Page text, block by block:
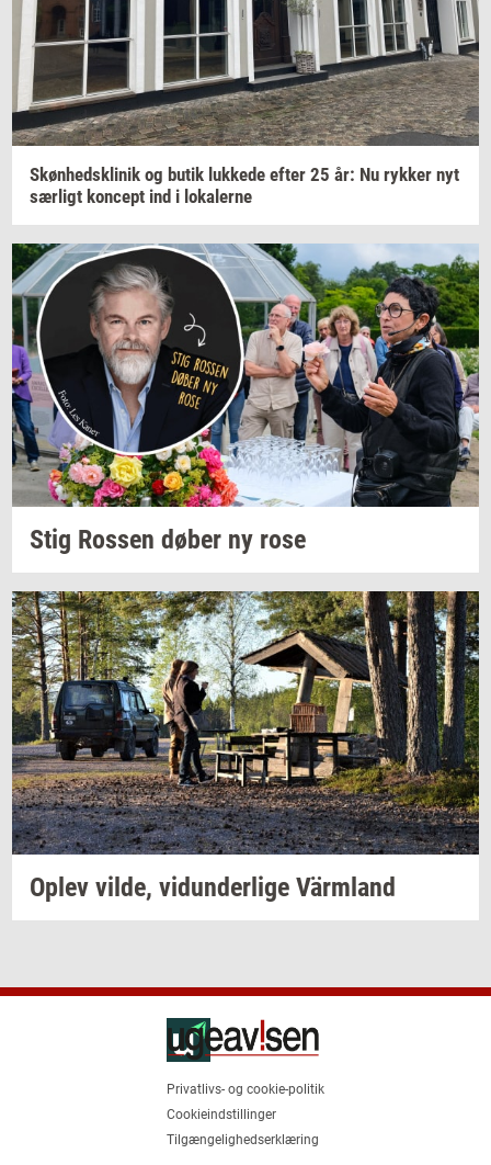
Skøn­heds­kli­nik og butik luk­ke­de efter 25 år: Nu ryk­ker nyt
sær­ligt kon­cept ind i lo­ka­ler­ne
Stig Ros­sen døber ny rose
Oplev vilde, vi­dun­der­li­ge Värmland
Privatlivs- og cookie-politik
Cookieindstillinger
Tilgængelighedserklæring